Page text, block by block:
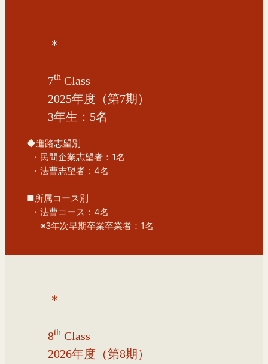
＊
7thClass
2025年度（第7期）
3年生：5名
◆進路志望別
  ・民間企業志望者：1名
  ・法曹志望者：4名
■所属コース別
  ・法曹コース：4名
※3年次早期卒業卒業者：1名
＊
8thClass
2026年度（第8期）